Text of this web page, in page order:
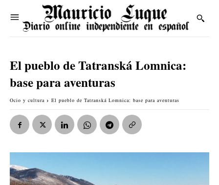
El pueblo de Tatranská Lomnica:
base para aventuras
Ocio y cultura El pueblo de Tatranská Lomnica: base para aventuras